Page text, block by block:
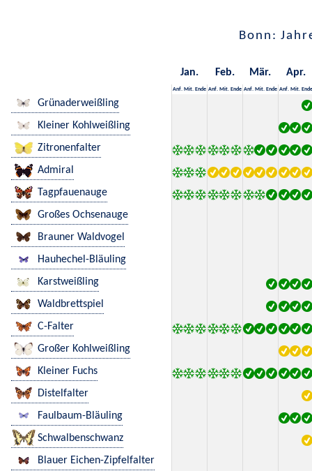
Bonn:
Jan. Feb. Mär. Apr.
Anf. Mit. Ende Anf. Mit. Ende Anf. Mit. Ende Anf. Mit. Ende
Grünaderweißling
Kleiner Kohlweißling
Zitronenfalter
Admiral
Tagpfauenauge
Großes Ochsenauge
Brauner Waldvogel
Hauhechel-Bläuling
Karstweißling
Waldbrettspiel
C-Falter
Großer Kohlweißling
Kleiner Fuchs
Distelfalter
Faulbaum-Bläuling
Schwalbenschwanz
Blauer Eichen-Zipfelfalter